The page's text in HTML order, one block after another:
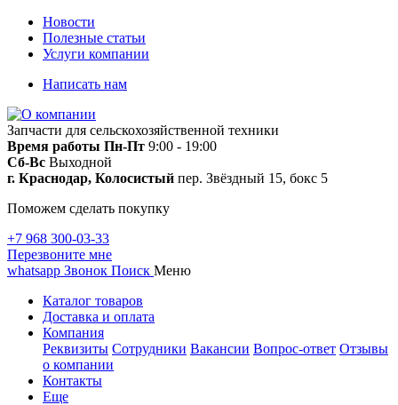
Новости
Полезные статьи
Услуги компании
Написать нам
Запчасти для сельскохозяйственной техники
Время работы Пн-Пт 9:00 - 19:00
Сб-Вс Выходной
г. Краснодар, Колосистый пер. Звёздный 15, бокс 5
Поможем сделать покупку
+7 968 300-03-33
Перезвоните мне
whatsapp Звонок Поиск Меню
Каталог товаров
Доставка и оплата
Компания
Реквизиты Сотрудники Вакансии Вопрос-ответ Отзывы
о компании
Контакты
Еще